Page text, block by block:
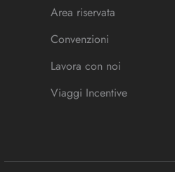
Area riservata
Convenzioni
Lavora con noi
Viaggi Incentive